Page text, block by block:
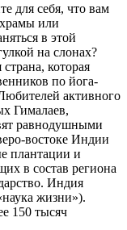
для себя, что вам
или
в этой
на слонах?
которая
по йога-
активного
Гималаев,
равнодушными
востоке Индии
плантации и
в состав региона
Индия
жизни»).
150 тысяч